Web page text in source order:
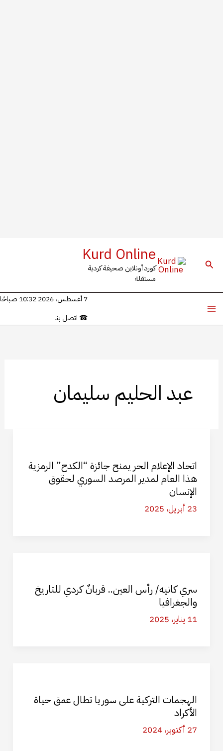
البحث Kurd Online
كورد أونلاين صحيفة كردية
مستقلة
7 أغسطس، 2026 10:32 صباحًا
☎ اتصل بنا
عبد الحليم سليمان
اتحاد الإعلام الحر يمنح جائزة “الكدح” الرمزية
هذا العام لمدير المرصد السوري لحقوق
الإنسان
23 أبريل، 2025
سري كانيه/ رأس العين.. قربانٌ كردي للتاريخ
والجغرافيا
11 يناير، 2025
الهجمات التركية على سوريا تطال عمق حياة
الأكراد
27 أكتوبر، 2024